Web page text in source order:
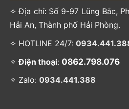
✧ Địa chỉ: Số 9-97 Lũng Bắc,
Hải An, Thành phố Hải Phòng.
✧ HOTLINE 24/7:
✧Điện thoại: 0862.798.076
✧ Zalo: 0934.441.388